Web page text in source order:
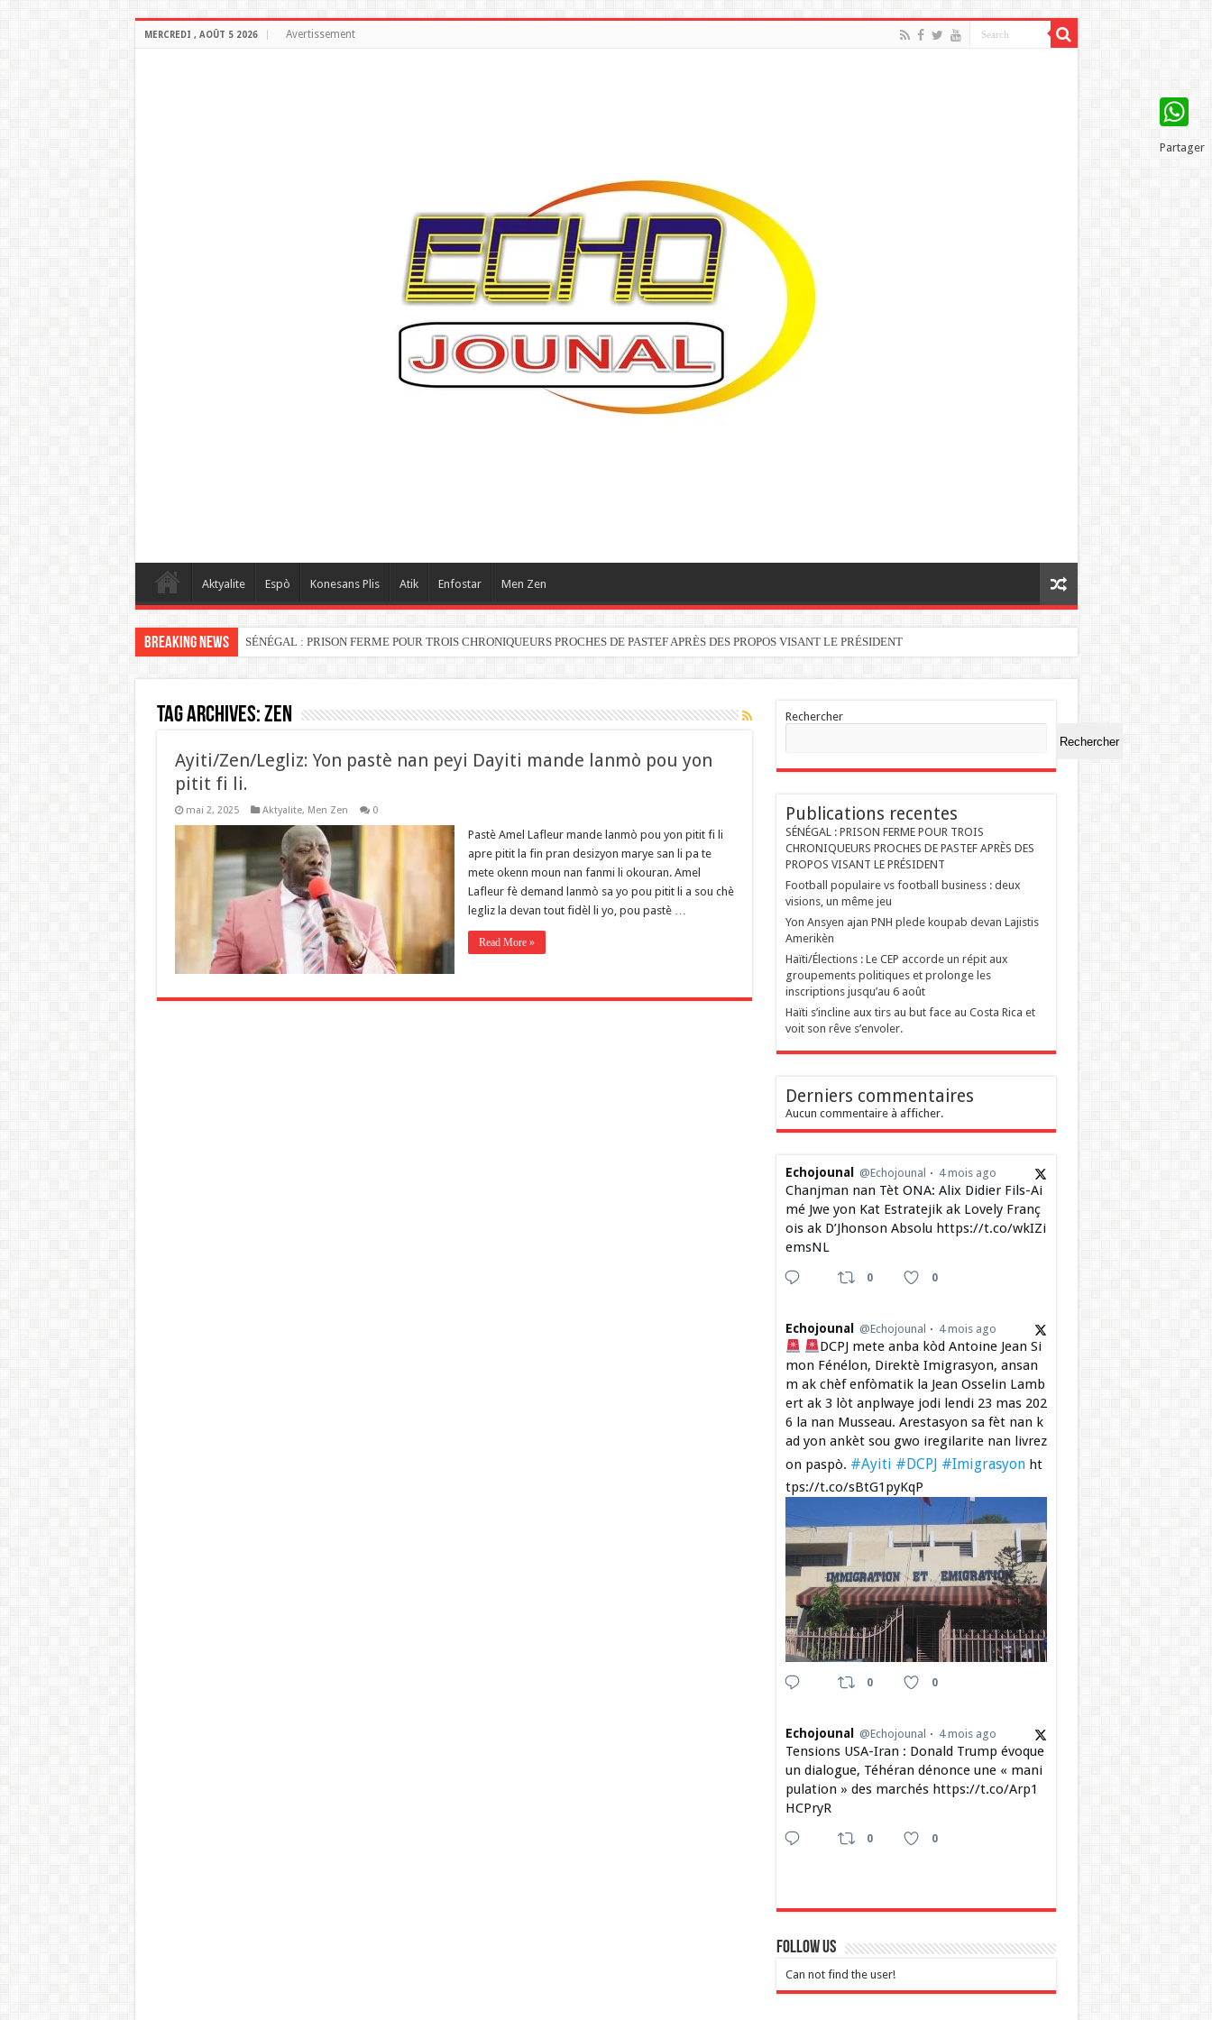
MERCREDI , AOÛT 5 2026 Avertissement
Aktyalite Espò Konesans Plis Atik Enfostar Men Zen
Breaking News SÉNÉGAL : PRISON FERME POUR TROIS CHRONIQUEURS PROCHES DE PASTEF APRÈS DES PROPOS VISANT LE PRÉSIDENT
Tag Archives:ZEN
Ayiti/Zen/Legliz: Yon pastè nan peyi Dayiti mande lanmò pou yon
pitit fi li.
mai 2, 2025 Aktyalite, Men Zen 0
Pastè Amel Lafleur mande lanmò pou yon pitit fi li
apre pitit la fin pran desizyon marye san li pa te
mete okenn moun nan fanmi li okouran. Amel
Lafleur fè demand lanmò sa yo pou pitit li a sou chè
legliz la devan tout fidèl li yo, pou pastè …
Read More »
Rechercher
Rechercher
Publications recentes
SÉNÉGAL : PRISON FERME POUR TROIS
CHRONIQUEURS PROCHES DE PASTEF APRÈS DES
PROPOS VISANT LE PRÉSIDENT
Football populaire vs football business : deux
visions, un même jeu
Yon Ansyen ajan PNH plede koupab devan Lajistis
Amerikèn
Haïti/Élections : Le CEP accorde un répit aux
groupements politiques et prolonge les
inscriptions jusqu’au 6 août
Haïti s’incline aux tirs au but face au Costa Rica et
voit son rêve s’envoler.
Derniers commentaires
Aucun commentaire à afficher.
Echojounal @Echojounal 4 mois ago
Chanjman nan Tèt ONA: Alix Didier Fils-Ai
mé Jwe yon Kat Estratejik ak Lovely Franç
ois ak D’Jhonson Absolu https://t.co/wkIZi
emsNL
0 0
Echojounal @Echojounal 4 mois ago
DCPJ mete anba kòd Antoine Jean Si
mon Fénélon, Direktè Imigrasyon, ansan
m ak chèf enfòmatik la Jean Osselin Lamb
ert ak 3 lòt anplwaye jodi lendi 23 mas 202
6 la nan Musseau. Arestasyon sa fèt nan k
ad yon ankèt sou gwo iregilarite nan livrez
on paspò. #Ayiti #DCPJ #Imigrasyonht
tps://t.co/sBtG1pyKqP
0 0
Echojounal @Echojounal 4 mois ago
Tensions USA-Iran : Donald Trump évoque
un dialogue, Téhéran dénonce une « mani
pulation » des marchés https://t.co/Arp1
HCPryR
0 0
Follow Us
Can not find the user!
WhatsApp
Partager